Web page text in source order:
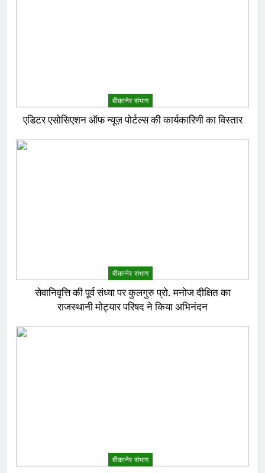
बीकानेर संभाग
एडिटर एसोसिएशन ऑफ न्यूज़ पोर्टल्स की कार्यकारिणी का विस्तार
बीकानेर संभाग
सेवानिवृत्ति की पूर्व संध्या पर कुलगुरु प्रो. मनोज दीक्षित का
राजस्थानी मोट्यार परिषद ने किया अभिनंदन
बीकानेर संभाग